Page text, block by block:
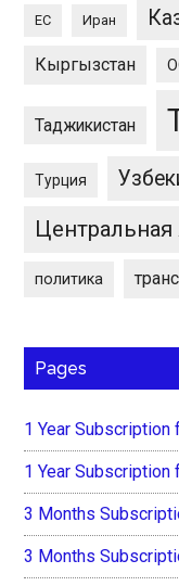
ЕС Иран
Кыргызстан
Таджикистан
Турция
Центральная
политика
Pages
1 Year
1 Year
3 Months
3 Months